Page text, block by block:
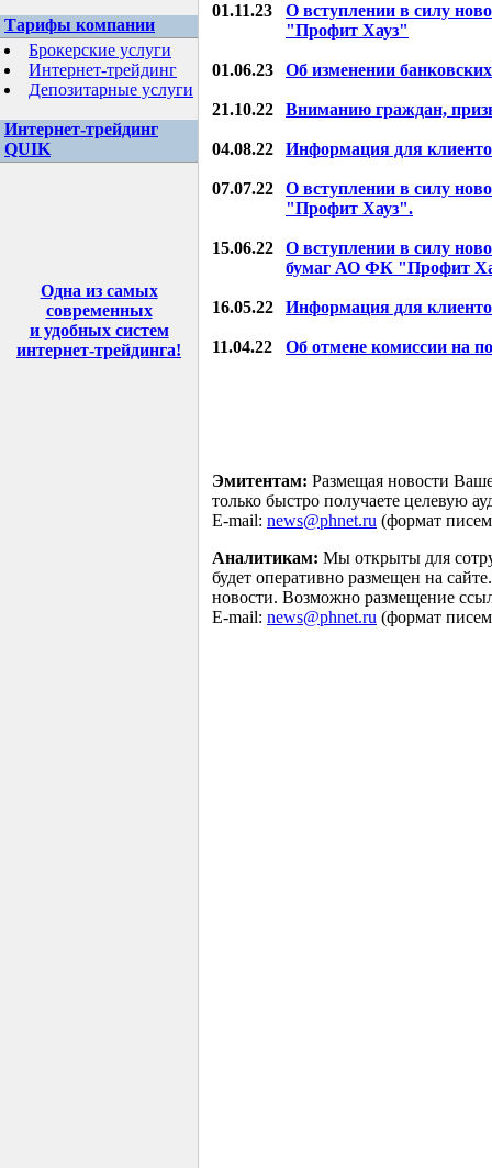
Тарифы компании
Брокерские услуги
Интернет-трейдинг
Депозитарные услуги
Интернет-трейдинг
QUIK
Одна из самых
современных
и удобных систем
интернет-трейдинга!
01.11.23
О вступлении в силу
"Профит Хауз"
01.06.23 Об изменении
21.10.22 Вниманию граждан,
04.08.22 Информация для
07.07.22
О вступлении в силу
"Профит Хауз".
15.06.22
О вступлении в силу
бумаг АО ФК "Профит
16.05.22 Информация для
11.04.22 Об отмене комиссии на
Эмитентам: Размещая новости
только быстро получаете целевую
E-mail: news@phnet.ru (формат
Аналитикам: Мы открыты для
будет оперативно размещен на
новости. Возможно размещение
E-mail: news@phnet.ru (формат